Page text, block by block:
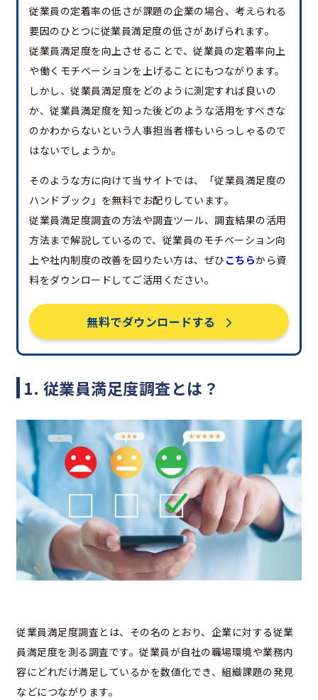
従業員の定着率の低さが課題の企業の場合、考えられる
要因のひとつに従業員満足度の低さがあげられます。
従業員満足度を向上させることで、従業員の定着率向上
や働くモチベーションを上げることにもつながります。
しかし、従業員満足度をどのように測定すれば良いの
か、従業員満足度を知った後どのような活用をすべきな
のかわからないという人事担当者様もいらっしゃるので
はないでしょうか。
そのような方に向けて当サイトでは、「従業員満足度の
ハンドブック」を無料でお配りしています。
従業員満足度調査の方法や調査ツール、調査結果の活用
方法まで解説しているので、従業員のモチベーション向
上や社内制度の改善を図りたい方は、ぜひ こちらから資
料をダウンロードしてご活用ください。
無料でダウンロードする
1. 従業員満足度調査とは？
従業員満足度調査とは、その名のとおり、企業に対する従業
員満足度を測る調査です。従業員が自社の職場環境や業務内
容にどれだけ満足しているかを数値化でき、組織課題の発見
などにつながります。